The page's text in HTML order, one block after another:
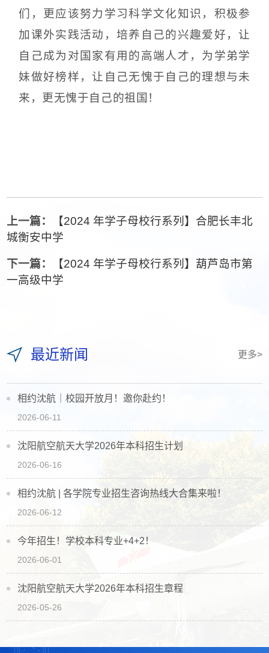
们，更应该努力学习科学文化知识，积极参
加课外实践活动，培养自己的兴趣爱好，让
自己成为对国家有用的高端人才，为学弟学
妹做好榜样，让自己无愧于自己的理想与未
来，更无愧于自己的祖国！
上一篇：
【2024 年学子母校行系列】合肥长丰北
城衡安中学
下一篇：
【2024 年学子母校行系列】葫芦岛市第
一高级中学
最近新闻 更多>
相约沈航｜校园开放月！邀你赴约！
2026-06-11
沈阳航空航天大学2026年本科招生计划
2026-06-16
相约沈航 | 各学院专业招生咨询热线大合集来啦！
2026-06-12
今年招生！学校本科专业+4+2！
2026-06-01
沈阳航空航天大学2026年本科招生章程
2026-05-26